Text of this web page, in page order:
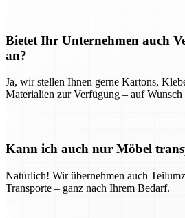
Bietet Ihr Unternehmen auch
an?
Ja, wir stellen Ihnen gerne Kartons,
Materialien zur Verfügung – auf
Kann ich auch nur Möbel
Natürlich! Wir übernehmen auch
Transporte – ganz nach Ihrem Bedarf.